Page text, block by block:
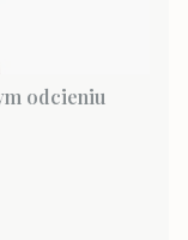
odcieniu